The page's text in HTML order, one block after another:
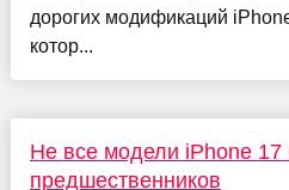
дорогих модификаций
котор...
Не все модели iPhone 17
предшественников